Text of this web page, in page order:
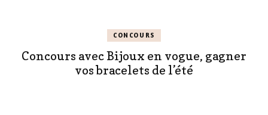
CONCOURS
Concours avec Bijoux en vogue, gagner
vos bracelets de l’été